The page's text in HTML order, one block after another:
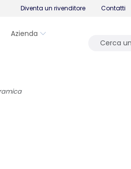
Diventa un rivenditore Contatti
Azienda